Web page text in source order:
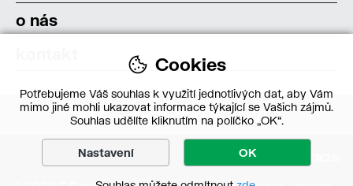
o nás
Cookies
Potřebujeme Váš souhlas k využití jednotlivých dat, aby Vám
mimo jiné mohli ukazovat informace týkající se Vašich zájmů.
Souhlas udělíte kliknutím na políčko „OK“.
Nastavení OK